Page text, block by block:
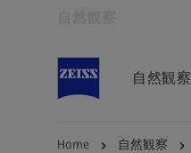
自然観察
Home 自然観察